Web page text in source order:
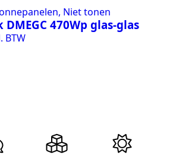
Niet tonen
DMEGC 470Wp glas-glas
BTW